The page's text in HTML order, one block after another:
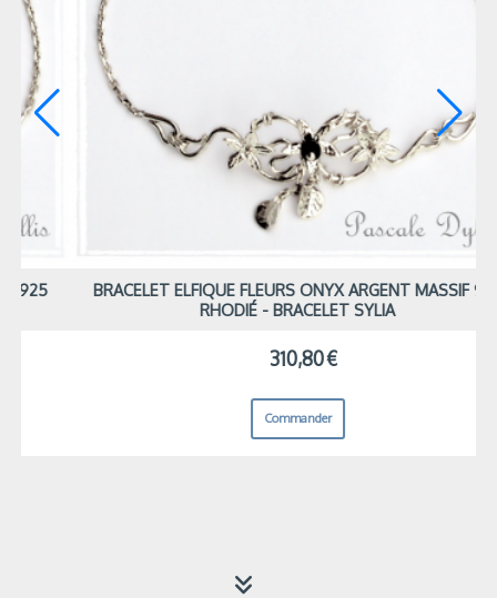
925
BRACELET ELFIQUE FLEURS ONYX ARGENT
RHODIÉ - BRACELET SYLIA
310,80
Commander
